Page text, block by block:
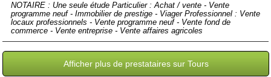
NOTAIRE : Une seule étude Particulier : Achat / vente - Vente
programme neuf - Immobilier de prestige - Viager Professionnel : Vente
locaux professionnels - Vente programme neuf - Vente fond de
commerce - Vente entreprise - Vente affaires agricoles
Afficher plus de prestataires sur Tours